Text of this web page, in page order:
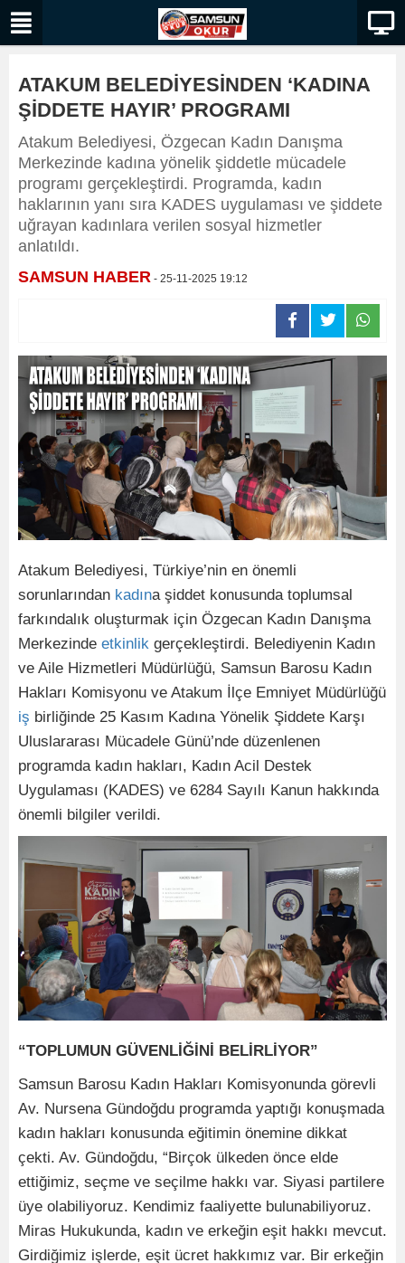
ATAKUM BELEDİYESİNDEN ‘KADINA
ŞİDDETE HAYIR’ PROGRAMI
Atakum Belediyesi, Özgecan Kadın Danışma
Merkezinde kadına yönelik şiddetle mücadele
programı gerçekleştirdi. Programda, kadın
haklarının yanı sıra KADES uygulaması ve şiddete
uğrayan kadınlara verilen sosyal hizmetler
anlatıldı.
SAMSUN HABER - 25-11-2025 19:12
Atakum Belediyesi, Türkiye’nin en önemli
sorunlarından kadına şiddet konusunda toplumsal
farkındalık oluşturmak için Özgecan Kadın Danışma
Merkezinde etkinlik gerçekleştirdi. Belediyenin Kadın
ve Aile Hizmetleri Müdürlüğü, Samsun Barosu Kadın
Hakları Komisyonu ve Atakum İlçe Emniyet Müdürlüğü
iş birliğinde 25 Kasım Kadına Yönelik Şiddete Karşı
Uluslararası Mücadele Günü’nde düzenlenen
programda kadın hakları, Kadın Acil Destek
Uygulaması (KADES) ve 6284 Sayılı Kanun hakkında
önemli bilgiler verildi.
“TOPLUMUN GÜVENLİĞİNİ BELİRLİYOR”
Samsun Barosu Kadın Hakları Komisyonunda görevli
Av. Nursena Gündoğdu programda yaptığı konuşmada
kadın hakları konusunda eğitimin önemine dikkat
çekti. Av. Gündoğdu, “Birçok ülkeden önce elde
ettiğimiz, seçme ve seçilme hakkı var. Siyasi partilere
üye olabiliyoruz. Kendimiz faaliyette bulunabiliyoruz.
Miras Hukukunda, kadın ve erkeğin eşit hakkı mevcut.
Girdiğimiz işlerde, eşit ücret hakkımız var. Bir erkeğin